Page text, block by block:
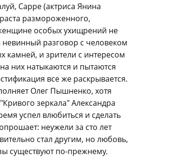
Сарре (актриса Янина
размороженного,
особых ухищрений не
разговор с человеком
камней, и зрители с интересом
них натыкаются и пытаются
все же раскрывается.
Олег Пышненко, хотя
зеркала" Александра
успел влюбиться и сделать
неужели за сто лет
стал другим, но любовь,
существуют по-прежнему.